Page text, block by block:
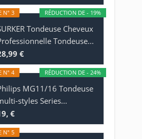
RÉDUCTION DE - 19%
N° 3
Tondeuse Cheveux
Tondeuse...
€
RÉDUCTION DE - 24%
N° 4
MG11/16 Tondeuse
styles Series...
€
N° 5